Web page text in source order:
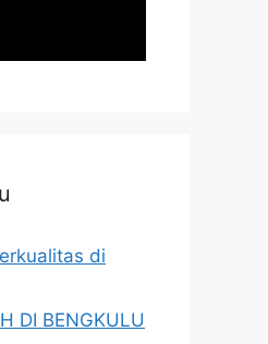
di
DI BENGKULU